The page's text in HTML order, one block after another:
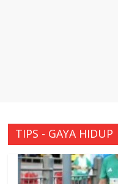
TIPS - GAYA HIDUP